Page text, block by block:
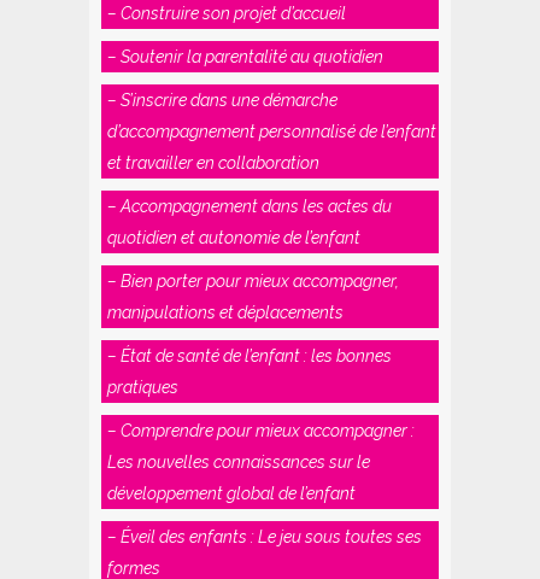
– Construire son projet d’accueil
– Soutenir la parentalité au quotidien
– S’inscrire dans une démarche
d’accompagnement personnalisé de l’enfant
et travailler en collaboration
– Accompagnement dans les actes du
quotidien et autonomie de l’enfant
– Bien porter pour mieux accompagner,
manipulations et déplacements
– État de santé de l’enfant : les bonnes
pratiques
– Comprendre pour mieux accompagner :
Les nouvelles connaissances sur le
développement global de l’enfant
– Éveil des enfants : Le jeu sous toutes ses
formes